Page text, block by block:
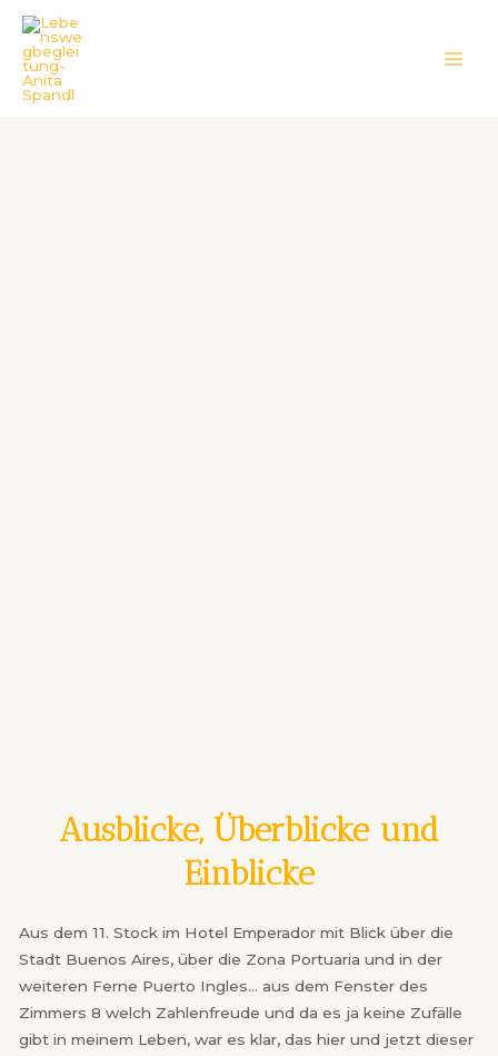
Ausblicke, Überblicke und
Einblicke
Aus dem 11. Stock im Hotel Emperador mit Blick über die
Stadt Buenos Aires, über die Zona Portuaria und in der
weiteren Ferne Puerto Ingles… aus dem Fenster des
Zimmers 8 welch Zahlenfreude und da es ja keine Zufälle
gibt in meinem Leben, war es klar, das hier und jetzt dieser